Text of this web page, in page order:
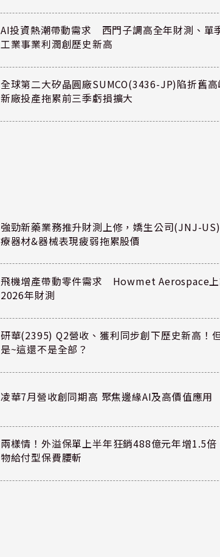
AI投資熱潮帶動需求 西門子調高全年財測、單
工業事業利潤創歷史新高
全球第二大矽晶圓廠SUMCO(3436-JP)陷折舊高
新廠投產拖累前三季虧損擴大
強勁新藥業務推升財測上修，嬌生公司(JNJ-
療器材&器械表現疲弱拖累股價
飛機增產帶動零件需求 Howmet Aerospace
2026年財測
研華(2395) Q2營收、獲利同步創下歷史新高！
是~這還不是全部？
凌華7月營收創同期高 聚焦邊緣AI及高價值應用
兩樣情！外溢保單上半年狂銷488億元年增1.5倍
物給付型保費腰斬